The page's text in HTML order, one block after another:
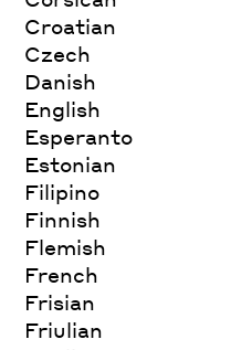
Croatian
Czech
Danish
English
Esperanto
Estonian
Filipino
Finnish
Flemish
French
Frisian
Friulian